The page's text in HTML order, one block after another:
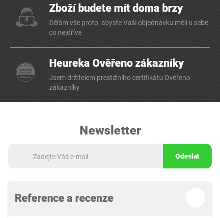
Zboží budete mít doma brzy
Dělám vše proto, abyste Vaši objednávku měli u sebe
co nejdříve
Heureka Ověřeno zákazníky
Jsem držitelem prestižního certifikátu Ověřeno
zákazníky
Newsletter
Odeslat
Reference a recenze